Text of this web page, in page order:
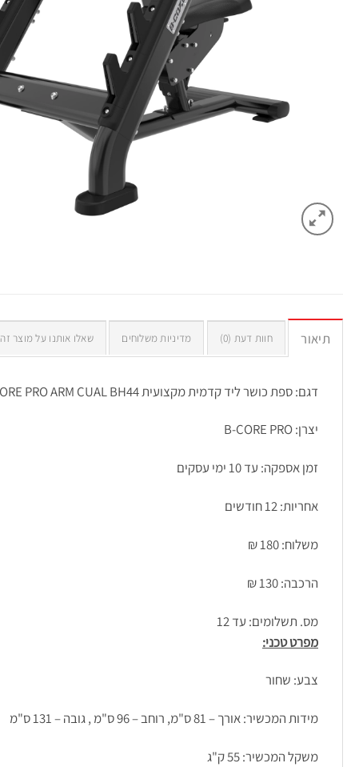
תיאור חוות דעת (0) מדיניות משלוחים שאלו אותנו על מוצר זה
דגם: ספת כושר ליד קדמית מקצועית B-CORE PRO ARM CUAL BH44
יצרן: B-CORE PRO
זמן אספקה: עד 10 ימי עסקים
אחריות: 12 חודשים
משלוח: 180 ₪
הרכבה: 130 ₪
מס. תשלומים: עד 12
מפרט טכני:
צבע: שחור
מידות המכשיר: אורך – 81 ס"מ, רוחב – 96 ס"מ , גובה – 131 ס"מ
משקל המכשיר: 55 ק"ג